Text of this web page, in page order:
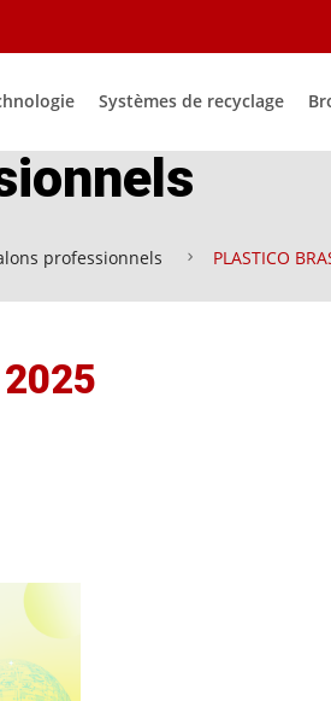
Systèmes de recyclage
professionnels PLASTICO